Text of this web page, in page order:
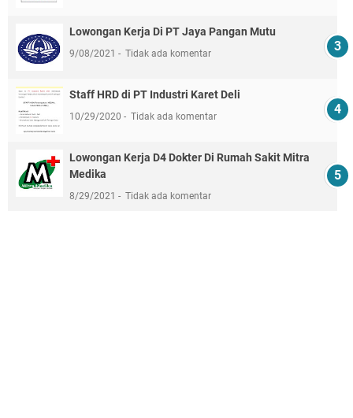
Lowongan Kerja Di PT Jaya Pangan Mutu
9/08/2021 Tidak ada komentar
Staff HRD di PT Industri Karet Deli
10/29/2020 Tidak ada komentar
Lowongan Kerja D4 Dokter Di Rumah Sakit Mitra
Medika
8/29/2021 Tidak ada komentar